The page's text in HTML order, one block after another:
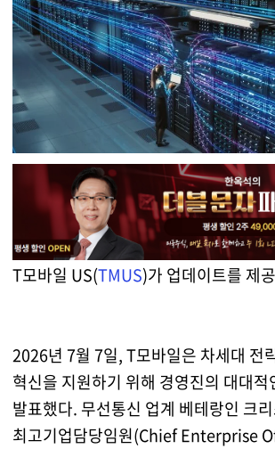
T모바일 US(TMUS)가 업데이트를 제
2026년 7월 7일, T모바일은 차세대 전
혁신을 지원하기 위해 경영진의 대대적
발표했다. 무선통신 업계 베테랑인 크
최고기업담당임원(Chief Enterprise